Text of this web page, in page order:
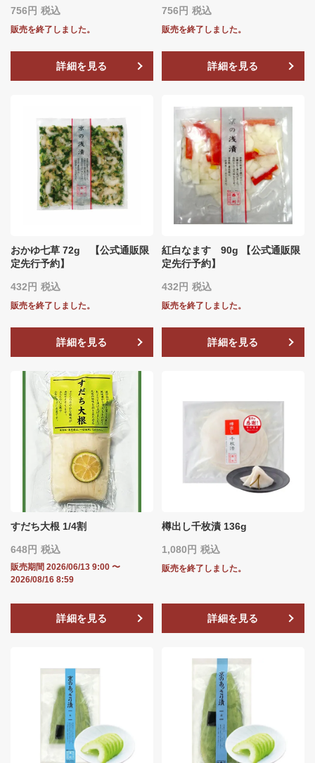
756 税込
販売を終了しました。
詳細を見る
756 税込
販売を終了しました。
詳細を見る
おかゆ七草 72g 【公式通販限
定先行予約】
432 税込
販売を終了しました。
詳細を見る
紅白なます 90g 【公式通販限
定先行予約】
432 税込
販売を終了しました。
詳細を見る
すだち大根 1/4割
648 税込
販売期間 2026/06/13 9:00 〜
2026/08/16 8:59
詳細を見る
樽出し千枚漬 136g
1,080 税込
販売を終了しました。
詳細を見る